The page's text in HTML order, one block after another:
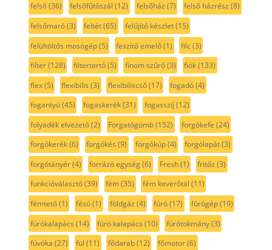
felső(36) felsőfűtőszál (12) felsőház (7) felső házrész (8)
felsőmaró(3) feltét(65) felújító készlet(15)
felültöltős mosógép(5) feszítő emelő(1) filc(3)
filter(128) filtertartó(5) finom szűrő(3) fiók(133)
flex(5) flexibilis (3) flexibiliscső(17) fogadó(4)
fogantyú(45) fogaskerék(31) fogasszíj (12)
folyadék elvezető(2) Forgatógomb(152) forgókefe (24)
forgókerék(6) forgókés (9) forgókúp(4) forgólapát(3)
forgótányér(4) forrázó egység(6) Fresh(1) fritőz (3)
funkcióválasztó(39) fém(35) fém keverőtál (11)
fémtető(1) fésű(1) földgáz (4) fúró(17) fúrógép(19)
fúrókalapács (14) fúró kalapács (10) fúrótokmány(3)
fúvóka (27) fül (11) fődarab(12) főmotor(6)